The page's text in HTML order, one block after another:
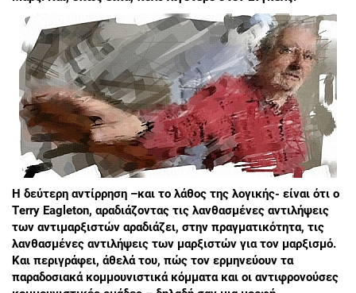
Η δεύτερη αντίρρηση –και το λάθος της λογικής- είναι ότι ο
Τerry Eagleton, αραδιάζοντας τις λανθασμένες αντιλήψεις
των αντιμαρξιστών αραδιάζει, στην πραγματικότητα, τις
λανθασμένες αντιλήψεις των μαρξιστών για τον μαρξισμό.
Και περιγράφει, άθελά του, πώς τον ερμηνεύουν τα
παραδοσιακά κομμουνιστικά κόμματα και οι αντιφρονούσες